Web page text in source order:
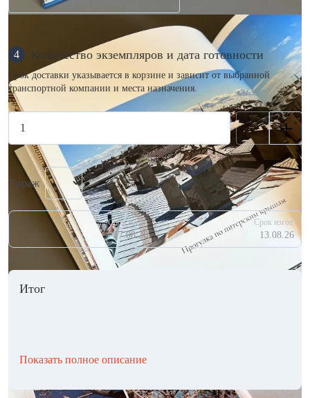
4 Количество экземпляров и дата готовности
Срок доставки указывается в корзине и зависит от выбранной
транспортной компании и места назначения.
Тираж
Срок изгот.
17.08.26
Срок изгот.
13.08.26
Итог
Показать полное описание